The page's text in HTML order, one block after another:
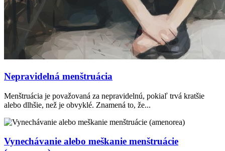
Nepravidelná menštruácia
Menštruácia je považovaná za nepravidelnú, pokiaľ trvá kratšie
alebo dlhšie, než je obvyklé. Znamená to, že...
Vynechávanie alebo meškanie menštruácie